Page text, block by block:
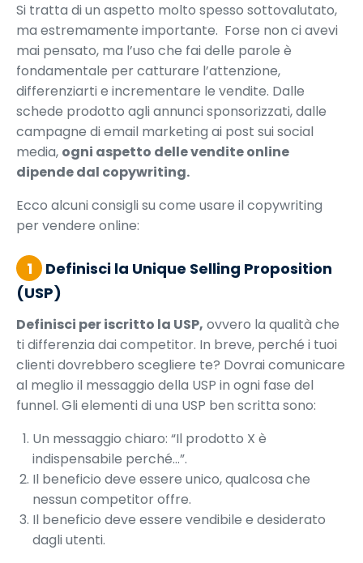
Si tratta di un aspetto molto spesso sottovalutato,
ma estremamente importante. Forse non ci avevi
mai pensato, ma l’uso che fai delle parole è
fondamentale per catturare l’attenzione,
differenziarti e incrementare le vendite. Dalle
schede prodotto agli annunci sponsorizzati, dalle
campagne di email marketing ai post sui social
media, ogni aspetto delle vendite online
dipende dal copywriting.
Ecco alcuni consigli su come usare il copywriting
per vendere online:
1
Definisci la Unique Selling Proposition
(USP)
Definisci per iscritto la USP, ovvero la qualità che
ti differenzia dai competitor. In breve, perché i tuoi
clienti dovrebbero scegliere te? Dovrai comunicare
al meglio il messaggio della USP in ogni fase del
funnel. Gli elementi di una USP ben scritta sono:
Un messaggio chiaro: “Il prodotto X è
indispensabile perché…”.
Il beneficio deve essere unico, qualcosa che
nessun competitor offre.
Il beneficio deve essere vendibile e desiderato
dagli utenti.